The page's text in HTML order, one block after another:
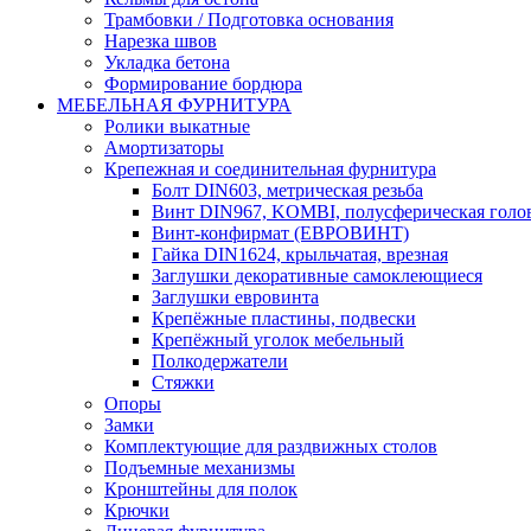
Трамбовки / Подготовка основания
Нарезка швов
Укладка бетона
Формирование бордюра
МЕБЕЛЬНАЯ ФУРНИТУРА
Ролики выкатные
Амортизаторы
Крепежная и соединительная фурнитура
Болт DIN603, метрическая резьба
Винт DIN967, KOMBI, полусферическая
Винт-конфирмат (ЕВРОВИНТ)
Гайка DIN1624, крыльчатая, врезная
Заглушки декоративные самоклеющиеся
Заглушки евровинта
Крепёжные пластины, подвески
Крепёжный уголок мебельный
Полкодержатели
Стяжки
Опоры
Замки
Комплектующие для раздвижных столов
Подъемные механизмы
Кронштейны для полок
Крючки